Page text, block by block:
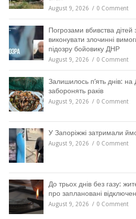
August 9, 2026 0 Comment
Погрозами вбивства дітей
виконувати злочинні
підозру бойовику ДНР
August 9, 2026 0 Comment
Залишилось п’ять днів: на
заборонять раків
August 9, 2026 0 Comment
У Запоріжжі затримали
August 9, 2026 0 Comment
До трьох днів без газу:
про заплановані
August 9, 2026 0 Comment